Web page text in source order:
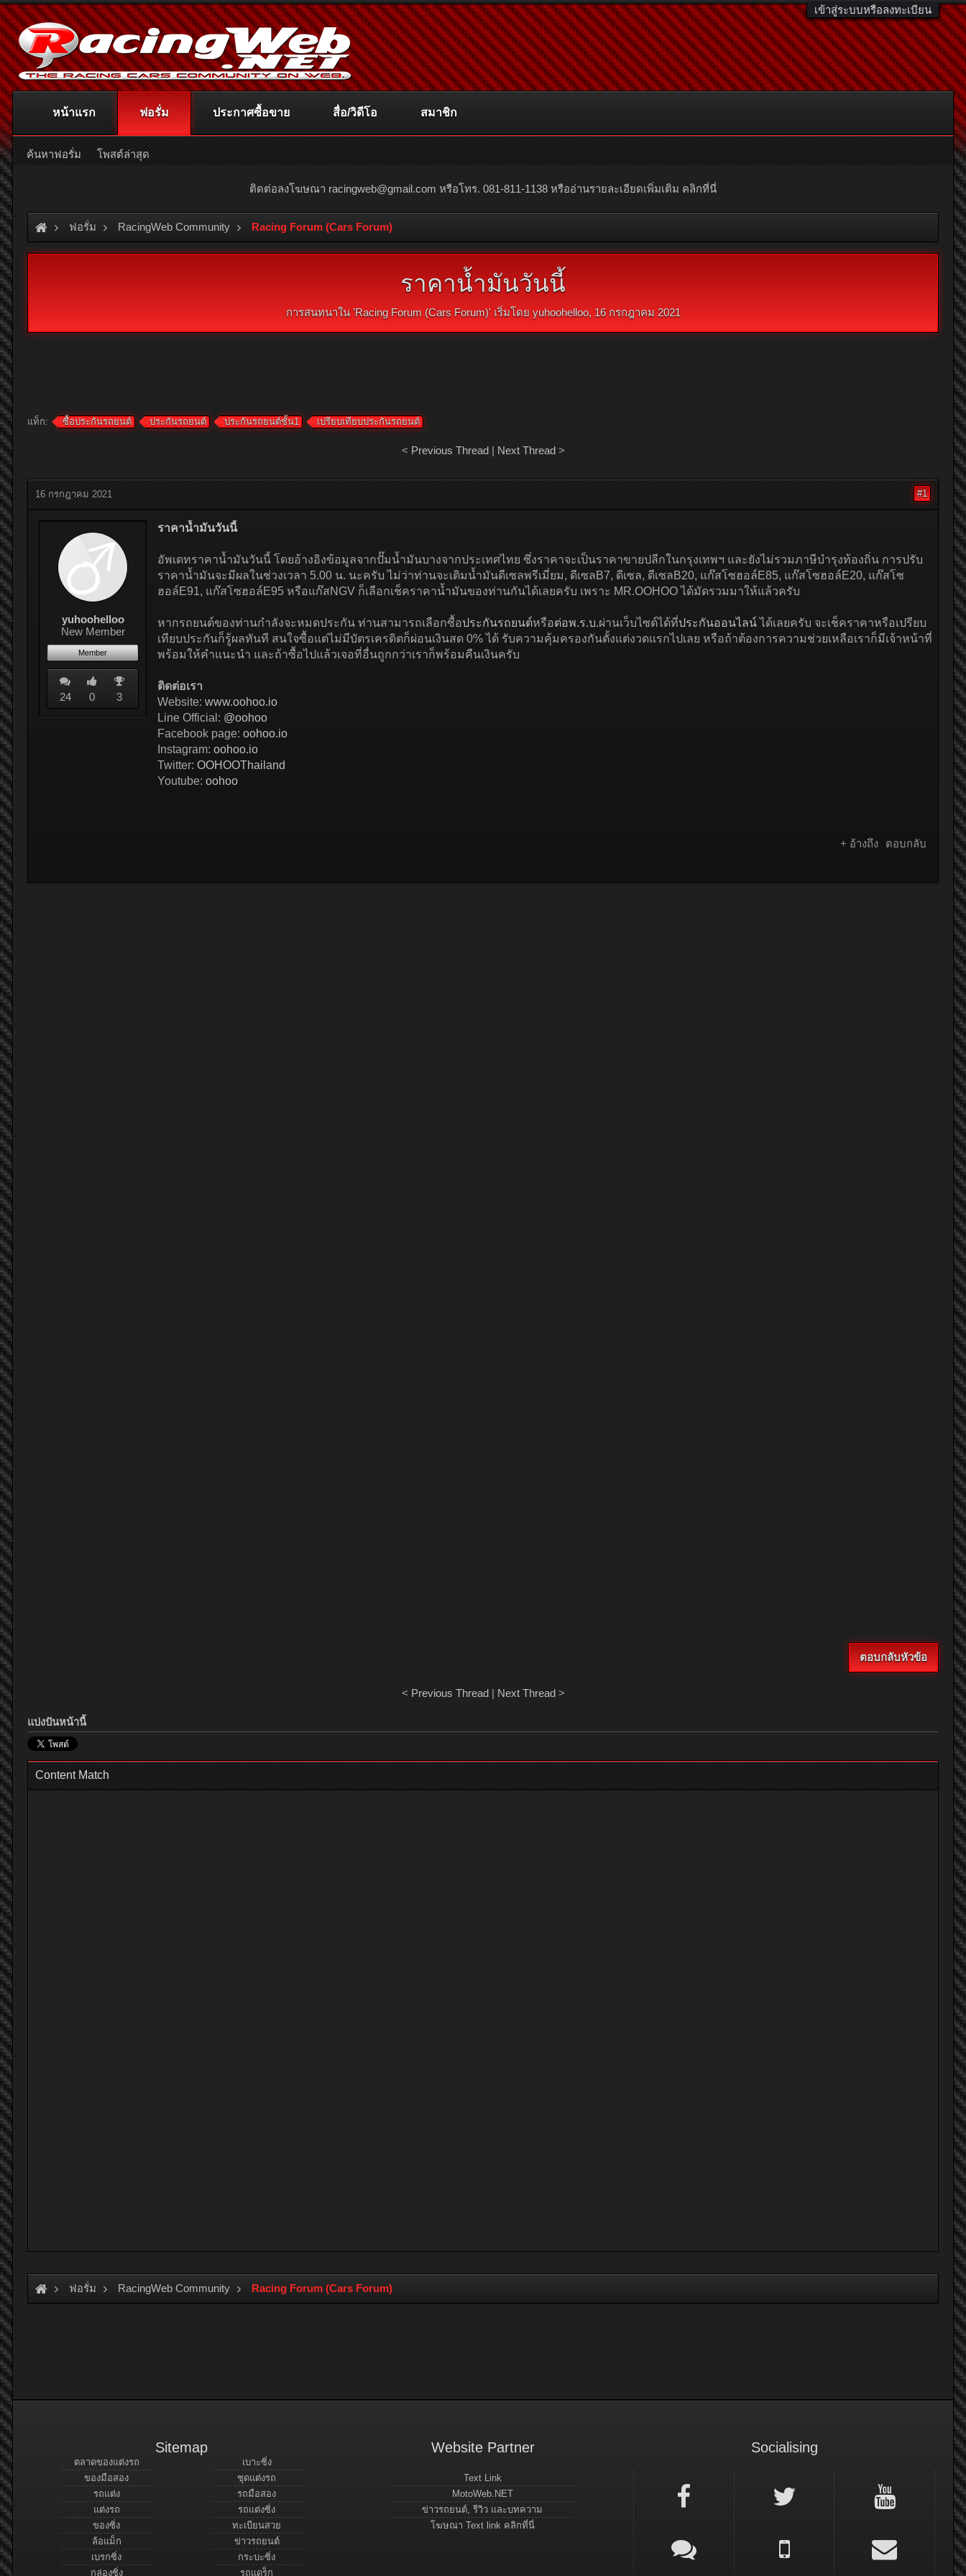
เข้าสู่ระบบหรือลงทะเบียน
ติดต่อลงโฆษณา racingweb@gmail.com หรือโทร. 081-811-1138 หรืออ่านรายละเอียดเพิ่มเติม คลิกที่นี่
ฟอรั่ม RacingWeb Community Racing Forum (Cars Forum)
ราคาน้ำมันวันนี้
การสนทนาใน 'Racing Forum (Cars Forum)' เริ่มโดยyuhoohelloo, 16 กรกฎาคม 2021
แท็ก: ซื้อประกันรถยนต์ ประกันรถยนต์ ประกันรถยนต์ชั้น1 เปรียบเทียบประกันรถยนต์
< Previous Thread| Next Thread>
16 กรกฎาคม 2021 #1
yuhoohelloo
New Member
Member
24 0 3
ราคาน้ำมันวันนี้
อัพเดทราคาน้ำมันวันนี้ โดยอ้างอิงข้อมูลจากปั๊มน้ำมันบางจากประเทศไทย ซึ่งราคาจะเป็นราคาขายปลีกในกรุงเทพฯ และยังไม่รวมภาษีบำรุงท้องถิ่น การปรับ
ราคาน้ำมันจะมีผลในช่วงเวลา 5.00 น. นะครับ ไม่ว่าท่านจะเติมน้ำมันดีเซลพรีเมี่ยม, ดีเซลB7, ดีเซล, ดีเซลB20, แก๊สโซฮอล์E85, แก๊สโซฮอล์E20, แก๊สโซ
ฮอล์E91, แก๊สโซฮอล์E95 หรือแก๊สNGV ก็เลือกเช็คราคาน้ำมันของท่านกันได้เลยครับ เพราะ MR.OOHOO ได้มัดรวมมาให้แล้วครับ
หากรถยนต์ของท่านกำลังจะหมดประกัน ท่านสามารถเลือกซื้อประกันรถยนต์หรือต่อพ.ร.บ.ผ่านเว็บไซต์ได้ที่ประกันออนไลน์ได้เลยครับ จะเช็คราคาหรือเปรียบ
เทียบประกันก็รู้ผลทันที สนใจซื้อแต่ไม่มีบัตรเครดิตก็ผ่อนเงินสด 0% ได้ รับความคุ้มครองกันตั้งแต่งวดแรกไปเลย หรือถ้าต้องการความช่วยเหลือเราก็มีเจ้าหน้าที่
พร้อมให้คำแนะนำ และถ้าซื้อไปแล้วเจอที่อื่นถูกกว่าเราก็พร้อมคืนเงินครับ
ติดต่อเรา
Website: www.oohoo.io
Line Official: @oohoo
Facebook page: oohoo.io
Instagram: oohoo.io
Twitter: OOHOOThailand
Youtube: oohoo
+ อ้างถึง ตอบกลับ
ตอบกลับหัวข้อ
< Previous Thread| Next Thread>
แบ่งปันหน้านี้
Content Match
ฟอรั่ม RacingWeb Community Racing Forum (Cars Forum)
หน้าแรก ฟอรั่ม
ค้นหาฟอรั่ม โพสต์ล่าสุด
ประกาศซื้อขาย สื่อ/วิดีโอ สมาชิก
Sitemap
ตลาดของแต่งรถ
ของมือสอง
รถแต่ง
แต่งรถ
ของซิ่ง
ล้อแม็ก
เบรกซิ่ง
กล่องซิ่ง
เบาะซิ่ง
ชุดแต่งรถ
รถมือสอง
รถแต่งซิ่ง
ทะเบียนสวย
ข่าวรถยนต์
กระบะซิ่ง
รถแดร็ก
Website Partner
Text Link
MotoWeb.NET
ข่าวรถยนต์, รีวิว และบทความ
โฆษณา Text link คลิกที่นี่
Socialising